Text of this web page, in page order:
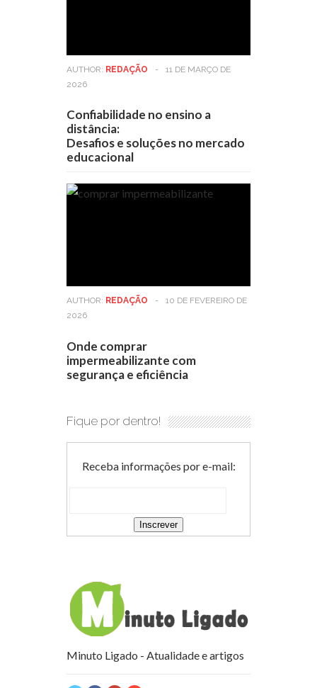
AUTHOR: REDAÇÃO -
11 DE MARÇO DE
2026
Confiabilidade no ensino a
distância:
Desafios e soluções no mercado
educacional
AUTHOR: REDAÇÃO -
10 DE FEVEREIRO DE
2026
Onde comprar
impermeabilizante com
segurança e eficiência
Fique por dentro!
Receba informações por e-mail:
Minuto Ligado - Atualidade e artigos